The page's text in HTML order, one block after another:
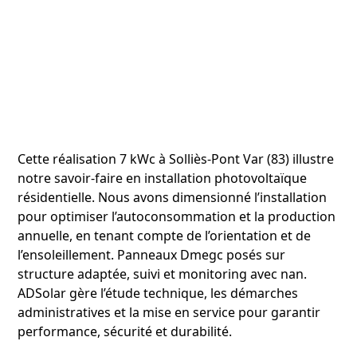
Cette réalisation 7 kWc à Solliès-Pont Var (83) illustre
notre savoir‑faire en installation photovoltaïque
résidentielle. Nous avons dimensionné l’installation
pour optimiser l’autoconsommation et la production
annuelle, en tenant compte de l’orientation et de
l’ensoleillement. Panneaux Dmegc posés sur
structure adaptée, suivi et monitoring avec nan.
ADSolar gère l’étude technique, les démarches
administratives et la mise en service pour garantir
performance, sécurité et durabilité.